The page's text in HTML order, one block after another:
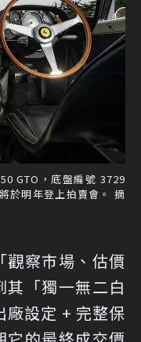
GTO，底盤編號 3729
於明年登上拍賣會。 摘
觀察市場、估價
「獨一無二白
廠設定 + 完整保